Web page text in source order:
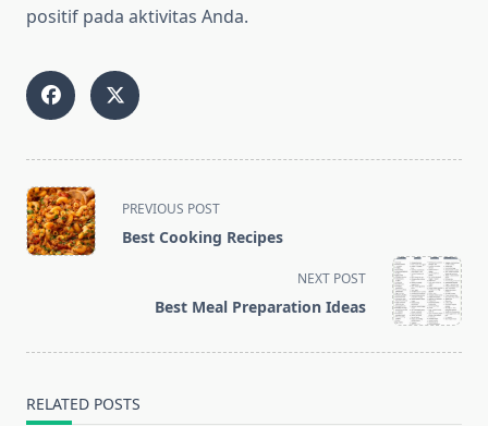
positif pada aktivitas Anda.
<span
class="nav-
subtitle
PREVIOUS POST
Best Cooking Recipes
NEXT POST
Best Meal Preparation Ideas
RELATED POSTS